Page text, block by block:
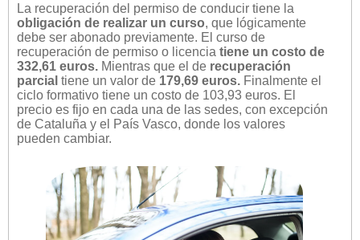
La recuperación del permiso de conducir tiene la
obligación de realizar un curso, que lógicamente
debe ser abonado previamente. El curso de
recuperación de permiso o licencia tiene un costo de
332,61 euros. Mientras que el de recuperación
parcial tiene un valor de 179,69 euros. Finalmente el
ciclo formativo tiene un costo de 103,93 euros. El
precio es fijo en cada una de las sedes, con excepción
de Cataluña y el País Vasco, donde los valores
pueden cambiar.